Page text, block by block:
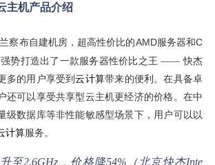
主机产品介绍
察布自建机房，超高性价比的AMD服务器和C
强势打造出了一款服务器性价比之王 —— 快杰
多的用户享受到云计算带来的便利。在具备卓
还可以享受共享型云主机更经济的价格。在中
级数据库等非性能敏感型场景下，用户可以以
计算服务。
至2.6GHz，价格降54%（北京快杰Inte